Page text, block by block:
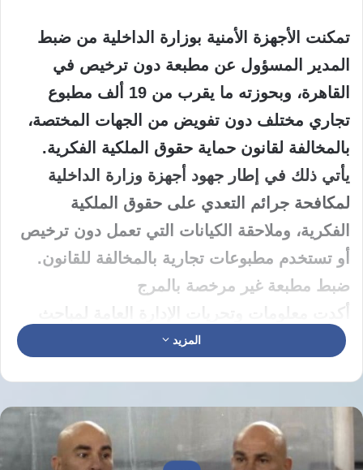
تمكنت الأجهزة الأمنية بوزارة الداخلية من ضبط
المدير المسؤول عن مطبعة دون ترخيص في
القاهرة، وبحوزته ما يقرب من 19 ألف مطبوع
تجاري مختلف دون تفويض من الجهات المختصة،
بالمخالفة لقانون حماية حقوق الملكية الفكرية.
يأتي ذلك في إطار جهود أجهزة وزارة الداخلية
لمكافحة جرائم التعدي على حقوق الملكية
الفكرية، وملاحقة الكيانات التي تعمل دون ترخيص
أو تستخدم مطبوعات تجارية بالمخالفة للقانون.
ضبط مطبعة غير مرخصة بالمرج
المصنفات وحماية حقوق الملكية الفكرية بقطاع
بطباعة العديد من المطبوعات التجارية دون تصريح
أو تفويض من الجهات المختصة.
المزيد